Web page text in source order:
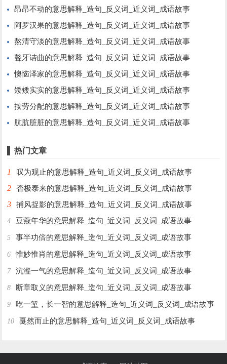
昂昂不动的意思解释_造句_反义词_近义词_成语故事
阿罗汉果的意思解释_造句_反义词_近义词_成语故事
熬清守淡的意思解释_造句_反义词_近义词_成语故事
聱牙诘曲的意思解释_造句_反义词_近义词_成语故事
懊恼泽家的意思解释_造句_反义词_近义词_成语故事
矮矮实实的意思解释_造句_反义词_近义词_成语故事
按劳分配的意思解释_造句_反义词_近义词_成语故事
肮肮脏脏的意思解释_造句_反义词_近义词_成语故事
热门文章
1 叹为观止的意思解释_造句_近义词_反义词_成语故事
2 否极泰来的意思解释_造句_近义词_反义词_成语故事
3 捕风捉影的意思解释_造句_近义词_反义词_成语故事
4 豆蔻年华的意思解释_造句_近义词_反义词_成语故事
5 事半功倍的意思解释_造句_近义词_反义词_成语故事
6 惟妙惟肖的意思解释_造句_近义词_反义词_成语故事
7 沆瀣一气的意思解释_造句_近义词_反义词_成语故事
8 断章取义的意思解释_造句_近义词_反义词_成语故事
9 吃一堑，长一智的意思解释_造句_近义词_反义词_成语故事
10 戛然而止的意思解释_造句_近义词_反义词_成语故事